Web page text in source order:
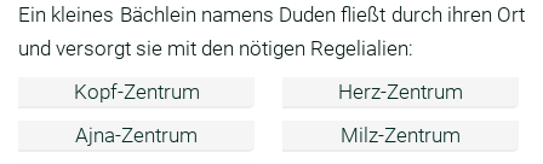
Ein kleines Bächlein namens Duden fließt durch ihren Ort
und versorgt sie mit den nötigen Regelialien:
Kopf-Zentrum
Ajna-Zentrum
Herz-Zentrum
Milz-Zentrum